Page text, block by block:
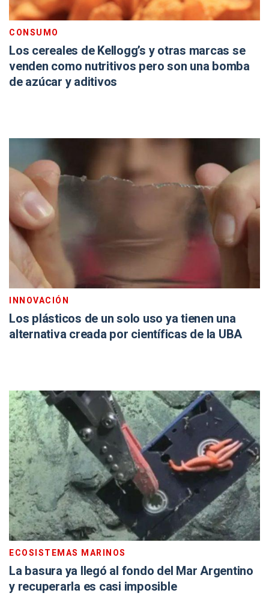
CONSUMO
Los cereales de Kellogg’s y otras marcas se
venden como nutritivos pero son una bomba
de azúcar y aditivos
INNOVACIÓN
Los plásticos de un solo uso ya tienen una
alternativa creada por científicas de la UBA
ECOSISTEMAS MARINOS
La basura ya llegó al fondo del Mar Argentino
y recuperarla es casi imposible